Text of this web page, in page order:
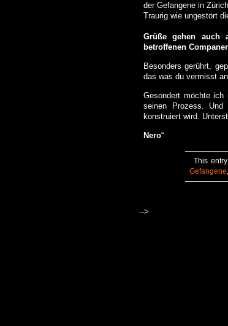
der Gefangene in
Traurig wie ungestört
Grüße gehen auch
betroffenen
Besonders gerührt,
das was du vermisst
Gesondert möchte
seinen Prozess.
konstruiert wird.
Nero“
This
Gefangene
-->